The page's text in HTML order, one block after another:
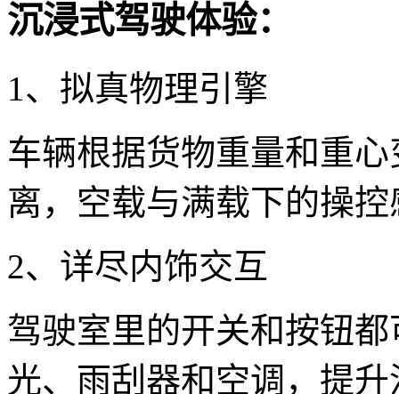
沉浸式驾驶体验：
1、拟真物理引擎
车辆根据货物重量和重
离，空载与满载下的操
2、详尽内饰交互
驾驶室里的开关和按钮
光、雨刮器和空调，提